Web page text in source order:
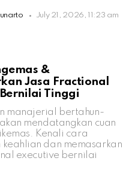
July 21, 2026, 11:23 am
&
Jasa Fractional
Bernilai Tinggi
manajerial bertahun-
mendatangkan cuan
Kenali cara
keahlian dan memasarkan
executive bernilai